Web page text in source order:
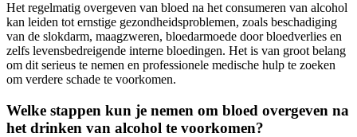
Het regelmatig overgeven van bloed na het consumeren van alcohol
kan leiden tot ernstige gezondheidsproblemen, zoals beschadiging
van de slokdarm, maagzweren, bloedarmoede door bloedverlies en
zelfs levensbedreigende interne bloedingen. Het is van groot belang
om dit serieus te nemen en professionele medische hulp te zoeken
om verdere schade te voorkomen.
Welke stappen kun je nemen om bloed overgeven na
het drinken van alcohol te voorkomen?